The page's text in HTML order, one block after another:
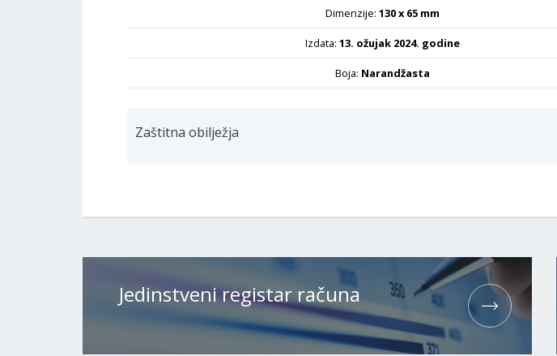
Dimenzije: 130 x 65 mm
Izdata: 13. ožujak 2024. godine
Boja: Narandžasta
Zaštitna obilježja
Jedinstveni registar računa